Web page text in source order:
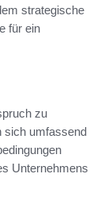
strategische
für ein
zu
sich umfassend
Unternehmens